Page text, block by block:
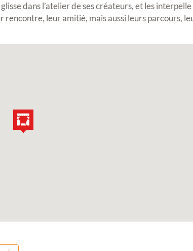
dans l’atelier de ses créateurs, et les
leur amitié, mais aussi leurs parcours,